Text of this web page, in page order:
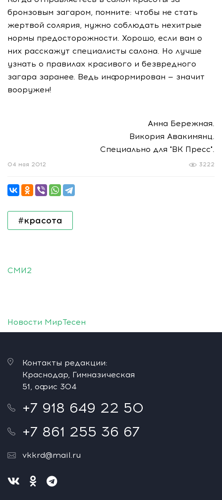
бронзовым загаром, помните: чтобы не стать
жертвой солярия, нужно соблюдать нехитрые
нормы предосторожности. Хорошо, если вам о
них расскажут специалисты салона. Но лучше
узнать о правилах красивого и безвредного
загара заранее. Ведь информирован — значит
вооружен!
Анна Бережная.
Викория Авакимянц.
Специально для "ВК Пресс".
3222
04 мая 2012
#красота
СМИ2
Новости МирТесен
Контакты редакции:
Краснодар, Гимназическая
51, офис 304
+7 918 649 22 50
+7 861 255 36 67
vkkrd@mail.ru